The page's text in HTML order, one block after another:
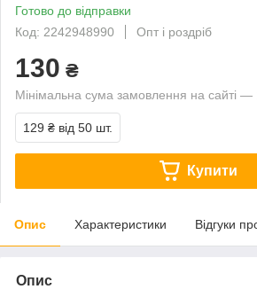
Готово до відправки
Код: 2242948990
Опт і роздріб
130 ₴
Мінімальна сума замовлення на сайті —
129 ₴ від 50 шт.
Купити
Опис Характеристики Відгуки
Опис